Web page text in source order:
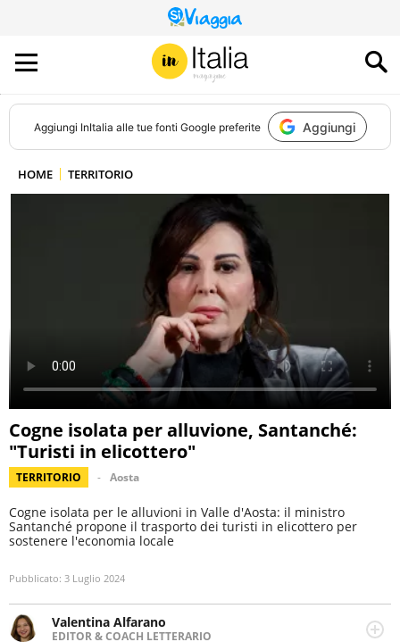
QUESTO
SITO
CONTRIBUISCE
ALL’AUDIENCE
DI
Aggiungi InItalia alle tue fonti Google preferite Aggiungi
HOME TERRITORIO
Cogne isolata per alluvione, Santanché:
"Turisti in elicottero"
TERRITORIO Aosta
Cogne isolata per le alluvioni in Valle d'Aosta: il ministro
Santanché propone il trasporto dei turisti in elicottero per
sostenere l'economia locale
Pubblicato: 3 Luglio 2024
Valentina Alfarano
EDITOR & COACH LETTERARIO